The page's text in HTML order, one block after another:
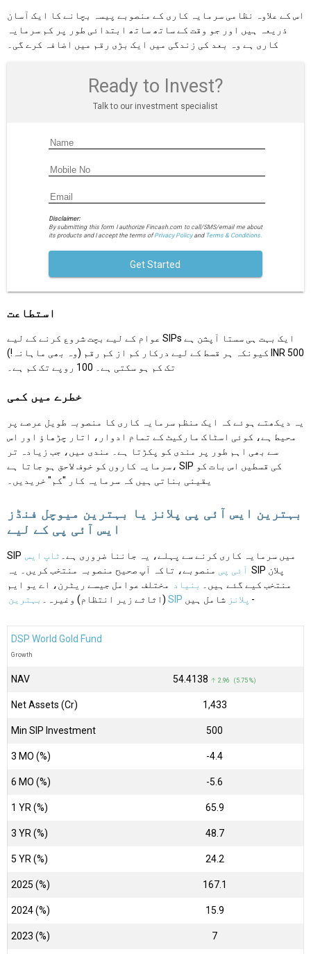
اس کے علاوہ نظامی سرمایہ کاری کے منصوبے پیسہ بچانے کا ایک آسان
ذریعہ ہیں اور جو وقت کے ساتھ ساتھ ابتدائی طور پر کم سرمایہ
کاری ہے وہ بعد کی زندگی میں ایک بڑی رقم میں اضافہ کرے گی۔
Ready to Invest?
Talk to our investment specialist
Disclaimer:
By submitting this form I authorize Fincash.com to call/SMS/email me about
its products and I accept the terms ofPrivacy Policyand Terms & Conditions.
Get Started
استطاعت
عوام کے لیے بچت شروع کرنے کے لیے SIPs ایک بہت ہی سستا آپشن ہے
کیونکہ ہر قسط کے لیے درکار کم از کم رقم (وہ بھی ماہانہ!) INR 500
تک کم ہو سکتی ہے۔ 100 روپے تک کم ہے۔
خطرے میں کمی
یہ دیکھتے ہوئے کہ ایک منظم سرمایہ کاری کا منصوبہ طویل عرصے پر
محیط ہے، کوئی اسٹاک مارکیٹ کے تمام ادوار، اتار چڑھاؤ اور اس
سے بھی اہم طور پر مندی کو پکڑتا ہے۔ مندی میں، جب زیادہ تر
سرمایہ کاروں کو خوف لاحق ہو جاتا ہے، SIP کی قسطیں اس بات کو
یقینی بناتی ہیں کہ سرمایہ کار "کم" خریدیں۔
بہترین ایس آئی پی پلانز یا بہترین میوچل فنڈز
ایس آئی پی کے لیے
SIP میں سرمایہ کاری کرنے سے پہلے، یہ جاننا ضروری ہے۔
ٹاپ ایس
آئی پی منصوبے، تاکہ آپ صحیح منصوبہ منتخب کریں۔ یہ SIP پلان
منتخب کیے گئے ہیں۔
بنیاد
مختلف عوامل جیسے ریٹرن، اے یو ایم
(اثاثے زیر انتظام) وغیرہ۔
بہترین SIP پلانز شامل ہیں-
DSP World Gold Fund
Growth
NAV ₹54.4138 ↑ 2.96 (5.75 %)
Net Assets (Cr) ₹1,433
Min SIP Investment 500
3 MO (%) -4.4
6 MO (%) -5.6
1 YR (%) 65.9
3 YR (%) 48.7
5 YR (%) 24.2
2025 (%) 167.1
2024 (%) 15.9
2023 (%) 7